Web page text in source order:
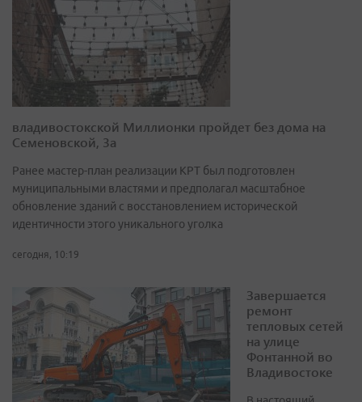
владивостокской Миллионки пройдет без дома на
Семеновской, 3а
Ранее мастер-план реализации КРТ был подготовлен
муниципальными властями и предполагал масштабное
обновление зданий с восстановлением исторической
идентичности этого уникального уголка
сегодня, 10:19
Завершается
ремонт
тепловых сетей
на улице
Фонтанной во
Владивостоке